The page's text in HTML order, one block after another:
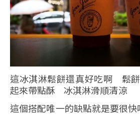
這冰淇淋鬆餅還真好吃啊 鬆
起來帶點酥 冰淇淋滑順清涼
這個搭配唯一的缺點就是要很